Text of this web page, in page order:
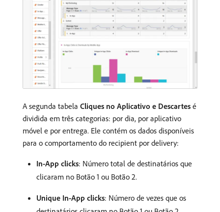
A segunda tabela Cliques no Aplicativo e Descartes é
dividida em três categorias: por dia, por aplicativo
móvel e por entrega. Ele contém os dados disponíveis
para o comportamento do recipient por delivery:
In-App clicks: Número total de destinatários que
clicaram no Botão 1 ou Botão 2.
Unique In-App clicks: Número de vezes que os